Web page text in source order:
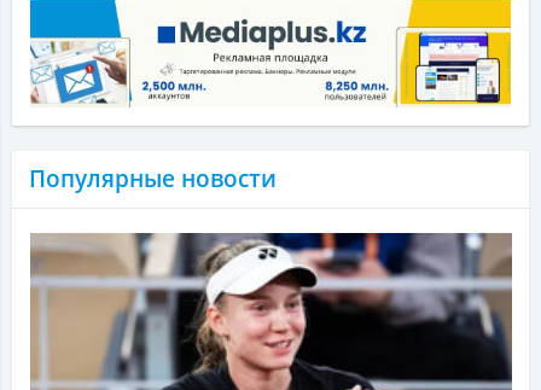
Популярные новости